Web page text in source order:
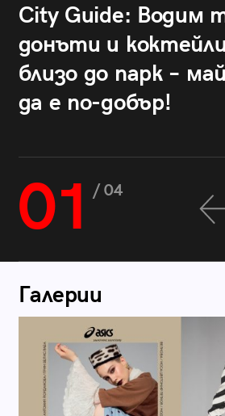
City Guide: Водим
донъти и
близо до парк –
да е по-добър!
01 / 04
Галерии